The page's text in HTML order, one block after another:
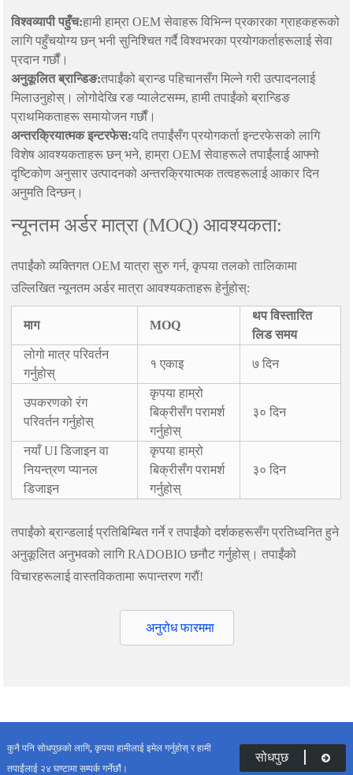
विश्वव्यापी पहुँच:हामी हाम्रा OEM सेवाहरू विभिन्न प्रकारका ग्राहकहरूको
लागि पहुँचयोग्य छन् भनी सुनिश्चित गर्दै विश्वभरका प्रयोगकर्ताहरूलाई सेवा
प्रदान गर्छौं।
अनुकूलित ब्रान्डिङ:तपाईंको ब्रान्ड पहिचानसँग मिल्ने गरी उत्पादनलाई
मिलाउनुहोस्। लोगोदेखि रङ प्यालेटसम्म, हामी तपाईंको ब्रान्डिङ
प्राथमिकताहरू समायोजन गर्छौं।
अन्तरक्रियात्मक इन्टरफेस:यदि तपाईंसँग प्रयोगकर्ता इन्टरफेसको लागि
विशेष आवश्यकताहरू छन् भने, हाम्रा OEM सेवाहरूले तपाईंलाई आफ्नो
दृष्टिकोण अनुसार उत्पादनको अन्तरक्रियात्मक तत्वहरूलाई आकार दिन
अनुमति दिन्छन्।
न्यूनतम अर्डर मात्रा (MOQ) आवश्यकता:
तपाईंको व्यक्तिगत OEM यात्रा सुरु गर्न, कृपया तलको तालिकामा
उल्लिखित न्यूनतम अर्डर मात्रा आवश्यकताहरू हेर्नुहोस्:
माग MOQ
थप विस्तारित
लिड समय
लोगो मात्र परिवर्तन
गर्नुहोस्
१ एकाइ ७ दिन
उपकरणको रंग
परिवर्तन गर्नुहोस्
कृपया हाम्रो
बिक्रीसँग परामर्श
गर्नुहोस्
३० दिन
नयाँ UI डिजाइन वा
नियन्त्रण प्यानल
डिजाइन
कृपया हाम्रो
बिक्रीसँग परामर्श
गर्नुहोस्
३० दिन
तपाईंको ब्रान्डलाई प्रतिबिम्बित गर्ने र तपाईंको दर्शकहरूसँग प्रतिध्वनित हुने
अनुकूलित अनुभवको लागि RADOBIO छनौट गर्नुहोस्। तपाईंको
विचारहरूलाई वास्तविकतामा रूपान्तरण गरौं!
अनुरोध फारममा
कुनै पनि सोधपुछको लागि, कृपया हामीलाई इमेल गर्नुहोस् र हामी
तपाईंलाई २४ घण्टामा सम्पर्क गर्नेछौं।
सोधपुछ